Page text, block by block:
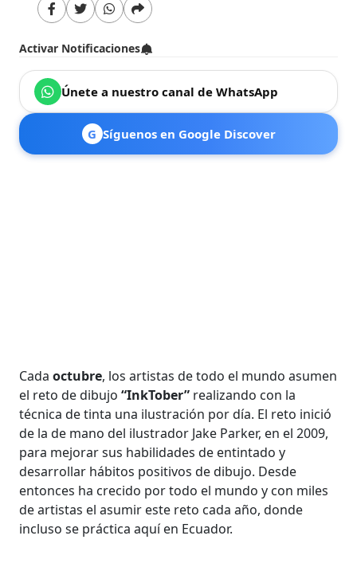
Activar Notificaciones
Únete a nuestro canal de WhatsApp
G Síguenos en Google Discover
Cadaoctubre, los artistas de todo el mundo asumen
el reto de dibujo“InkTober” realizando con la
técnica de tinta una ilustración por día. El reto inició
de la de mano del ilustrador Jake Parker, en el 2009,
para mejorar sus habilidades de entintado y
desarrollar hábitos positivos de dibujo. Desde
entonces ha crecido por todo el mundo y con miles
de artistas el asumir este reto cada año, donde
incluso se práctica aquí en Ecuador.